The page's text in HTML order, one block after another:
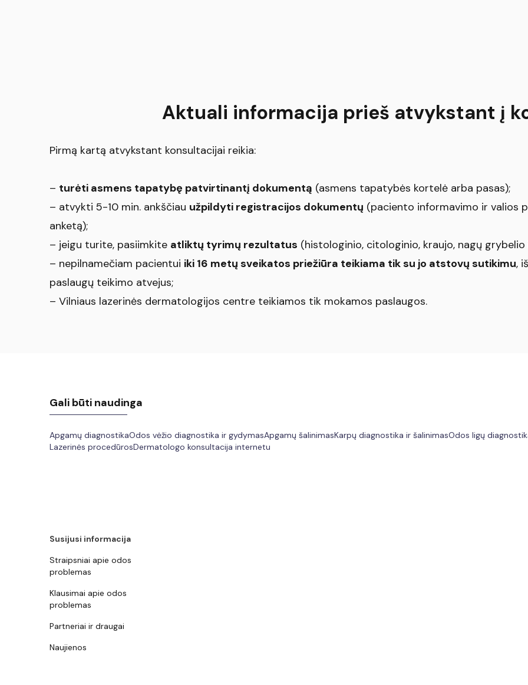
Aktuali informacija prieš atvykstant į
Pirmą kartą atvykstant konsultacijai reikia:
– turėti asmens tapatybę patvirtinantį dokumentą (asmens tapatybės kortelė arba pasas);
– atvykti 5-10 min. ankščiau užpildyti registracijos dokumentų (paciento informavimo ir valios
anketą);
– jeigu turite, pasiimkite atliktų tyrimų rezultatus (histologinio, citologinio, kraujo, nagų grybelio
– nepilnamečiam pacientui iki 16 metų sveikatos priežiūra teikiama tik su jo atstovų sutikimu,
paslaugų teikimo atvejus;
– Vilniaus lazerinės dermatologijos centre teikiamos tik mokamos paslaugos.
Gali būti naudinga
Apgamų diagnostikaOdos vėžio diagnostika ir gydymasApgamų šalinimasKarpų diagnostika ir šalinimasOdos ligų
Lazerinės procedūrosDermatologo konsultacija internetu
Susijusi informacija
Straipsniai apie odos
problemas
Klausimai apie odos
problemas
Partneriai ir draugai
Naujienos